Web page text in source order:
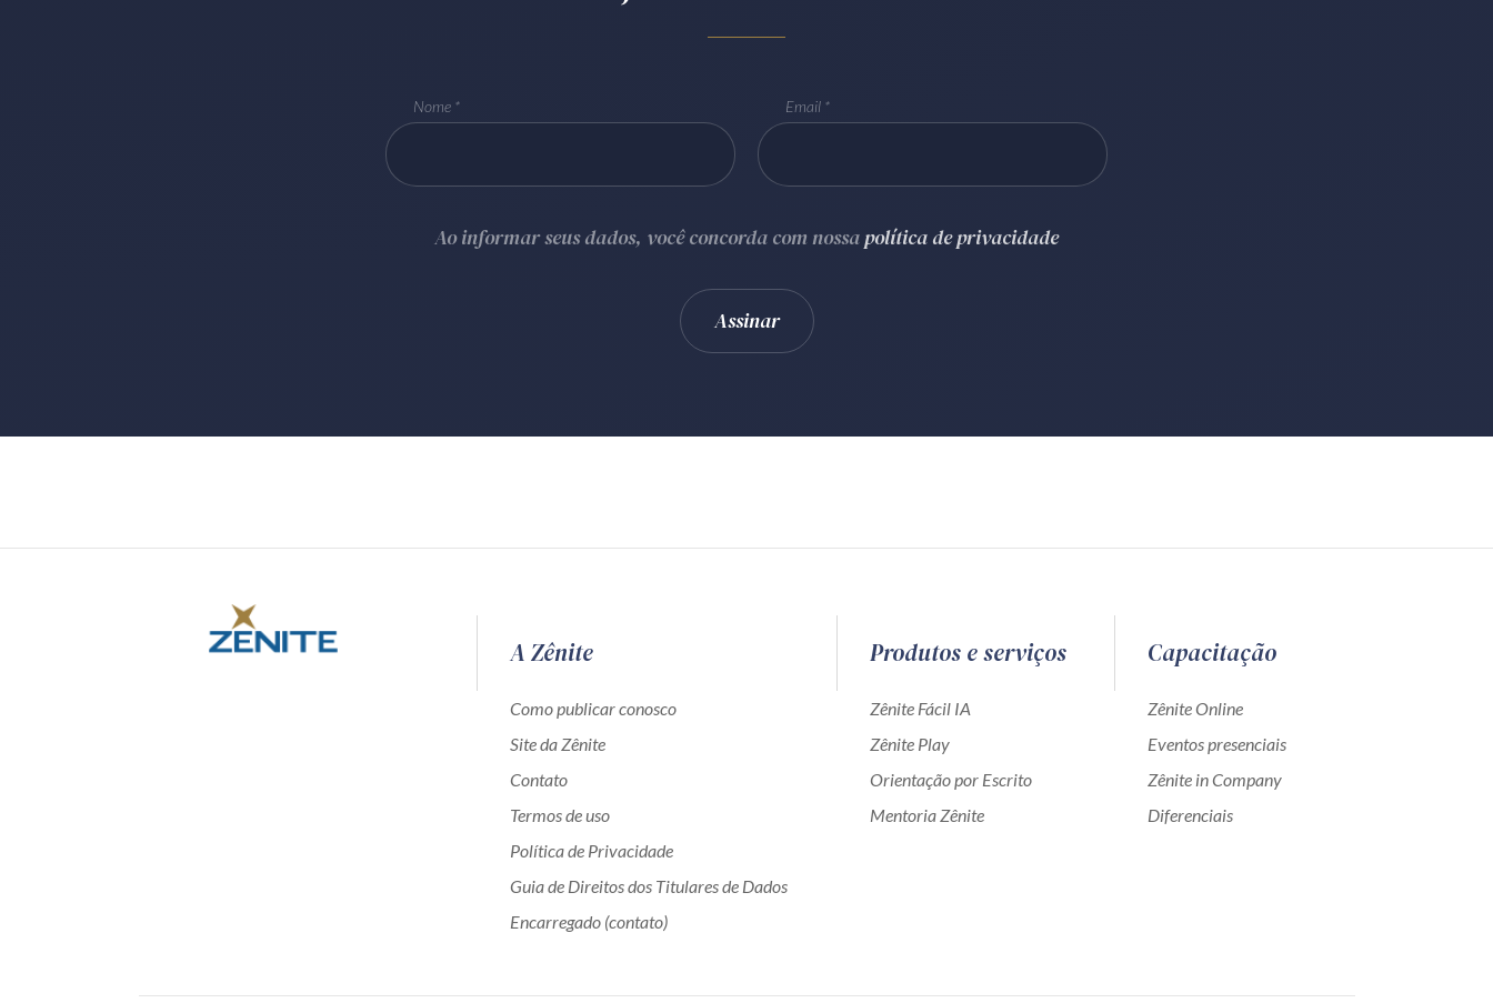
Nome Email
Ao informar seus dados, você concorda com nossapolítica de privacidade
A Zênite
Como publicar conosco
Site da Zênite
Contato
Termos de uso
Política de Privacidade
Guia de Direitos dos Titulares de Dados
Encarregado (contato)
Produtos e serviços
Zênite Fácil IA
Zênite Play
Orientação por Escrito
Mentoria Zênite
Capacitação
Zênite Online
Eventos presenciais
Zênite in Company
Diferenciais